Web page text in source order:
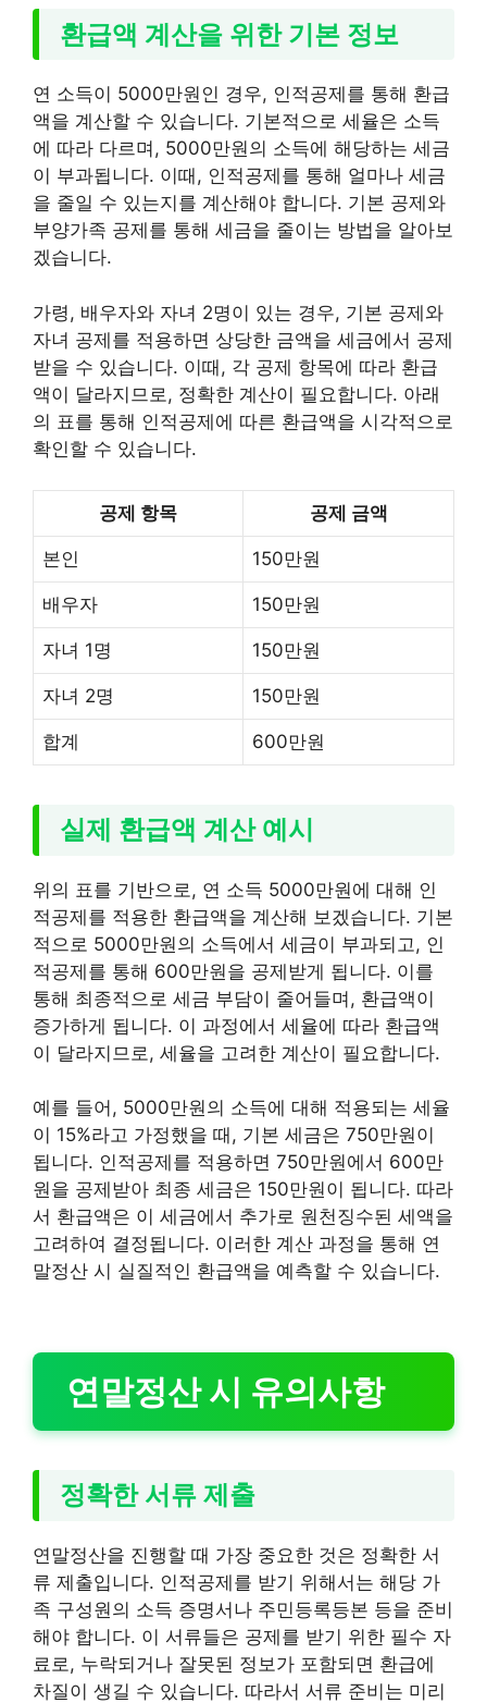
환급액 계산을 위한 기본 정보
연 소득이 5000만원인 경우, 인적공제를 통해 환급
액을 계산할 수 있습니다. 기본적으로 세율은 소득
에 따라 다르며, 5000만원의 소득에 해당하는 세금
이 부과됩니다. 이때, 인적공제를 통해 얼마나 세금
을 줄일 수 있는지를 계산해야 합니다. 기본 공제와
부양가족 공제를 통해 세금을 줄이는 방법을 알아보
겠습니다.
가령, 배우자와 자녀 2명이 있는 경우, 기본 공제와
자녀 공제를 적용하면 상당한 금액을 세금에서 공제
받을 수 있습니다. 이때, 각 공제 항목에 따라 환급
액이 달라지므로, 정확한 계산이 필요합니다. 아래
의 표를 통해 인적공제에 따른 환급액을 시각적으로
확인할 수 있습니다.
공제 항목 공제 금액
본인 150만원
배우자 150만원
자녀 1명 150만원
자녀 2명 150만원
합계 600만원
실제 환급액 계산 예시
위의 표를 기반으로, 연 소득 5000만원에 대해 인
적공제를 적용한 환급액을 계산해 보겠습니다. 기본
적으로 5000만원의 소득에서 세금이 부과되고, 인
적공제를 통해 600만원을 공제받게 됩니다. 이를
통해 최종적으로 세금 부담이 줄어들며, 환급액이
증가하게 됩니다. 이 과정에서 세율에 따라 환급액
이 달라지므로, 세율을 고려한 계산이 필요합니다.
예를 들어, 5000만원의 소득에 대해 적용되는 세율
이 15%라고 가정했을 때, 기본 세금은 750만원이
됩니다. 인적공제를 적용하면 750만원에서 600만
원을 공제받아 최종 세금은 150만원이 됩니다. 따라
서 환급액은 이 세금에서 추가로 원천징수된 세액을
고려하여 결정됩니다. 이러한 계산 과정을 통해 연
말정산 시 실질적인 환급액을 예측할 수 있습니다.
연말정산 시 유의사항
정확한 서류 제출
연말정산을 진행할 때 가장 중요한 것은 정확한 서
류 제출입니다. 인적공제를 받기 위해서는 해당 가
족 구성원의 소득 증명서나 주민등록등본 등을 준비
해야 합니다. 이 서류들은 공제를 받기 위한 필수 자
료로, 누락되거나 잘못된 정보가 포함되면 환급에
차질이 생길 수 있습니다. 따라서 서류 준비는 미리